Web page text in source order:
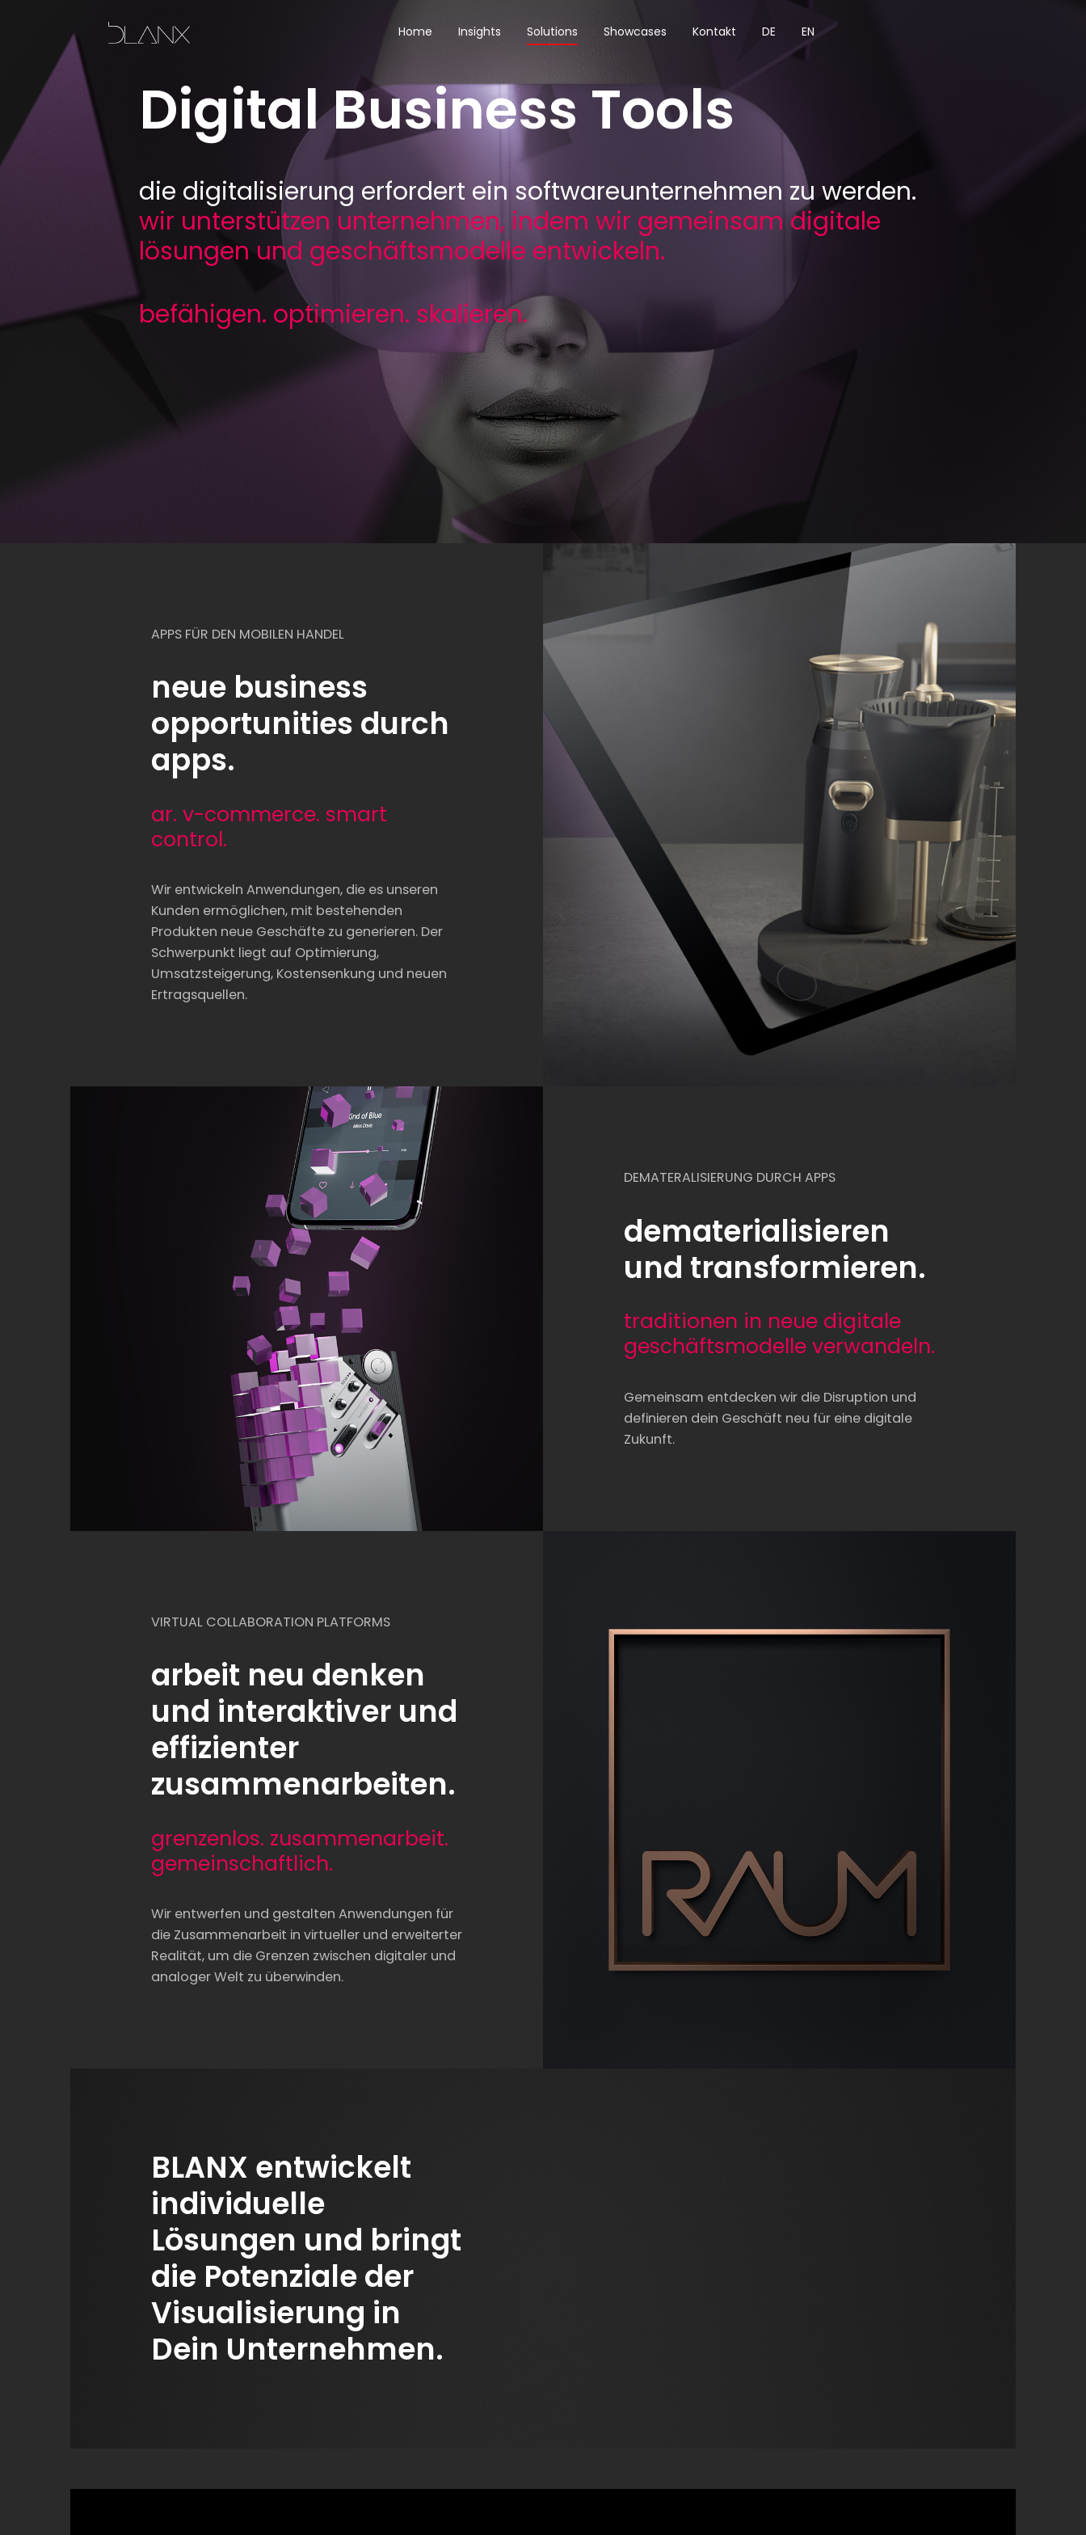
Home Insights Solutions Showcases Kontakt DE EN
Digital Business Tools
die digitalisierung erfordert ein softwareunternehmen zu werden.
wir unterstützen unternehmen, indem wir gemeinsam digitale
lösungen und geschäftsmodelle entwickeln.
befähigen. optimieren. skalieren.
APPS FÜR DEN MOBILEN HANDEL
neue business
opportunities durch
apps.
ar. v-commerce. smart
control.
Wir entwickeln Anwendungen, die es unseren
Kunden ermöglichen, mit bestehenden
Produkten neue Geschäfte zu generieren. Der
Schwerpunkt liegt auf Optimierung,
Umsatzsteigerung, Kostensenkung und neuen
Ertragsquellen.
DEMATERALISIERUNG DURCH APPS
dematerialisieren
und transformieren.
traditionen in neue digitale
geschäftsmodelle verwandeln.
Gemeinsam entdecken wir die Disruption und
definieren dein Geschäft neu für eine digitale
Zukunft.
VIRTUAL COLLABORATION PLATFORMS
arbeit neu denken
und interaktiver und
effizienter
zusammenarbeiten.
grenzenlos. zusammenarbeit.
gemeinschaftlich.
Wir entwerfen und gestalten Anwendungen für
die Zusammenarbeit in virtueller und erweiterter
Realität, um die Grenzen zwischen digitaler und
analoger Welt zu überwinden.
BLANX entwickelt
individuelle
Lösungen und bringt
die Potenziale der
Visualisierung in
Dein Unternehmen.